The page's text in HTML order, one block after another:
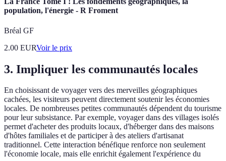
population, l'énergie - R Froment
Bréal GF
2.00 EURVoir le prix
3. Impliquer les communautés locales
En choisissant de voyager vers des merveilles géographiques
cachées, les visiteurs peuvent directement soutenir les économies
locales. De nombreuses petites communautés dépendent du tourisme
pour leur subsistance. Par exemple, voyager dans des villages isolés
permet d'acheter des produits locaux, d'héberger dans des maisons
d'hôtes familiales et de participer à des ateliers d'artisanat
traditionnel. Cette interaction bénéfique renforce non seulement
l'économie locale, mais elle enrichit également l'expérience du